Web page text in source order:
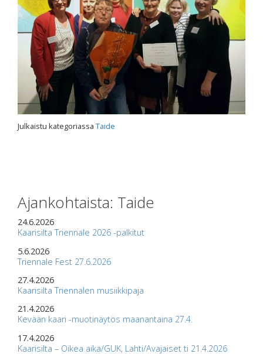
Julkaistu kategoriassa Taide
Ajankohtaista: Taide
24.6.2026
Kaarisilta Triennale 2026 -palkitut
5.6.2026
Triennale Fest 27.6.2026
27.4.2026
Kaarisilta Triennalen musiikkipaja
21.4.2026
Kevään kaari -muotinäytös maanantaina 27.4.
17.4.2026
Kaarisilta – Oikea aika/GUK, Lahti/Avajaiset ti 21.4.2026